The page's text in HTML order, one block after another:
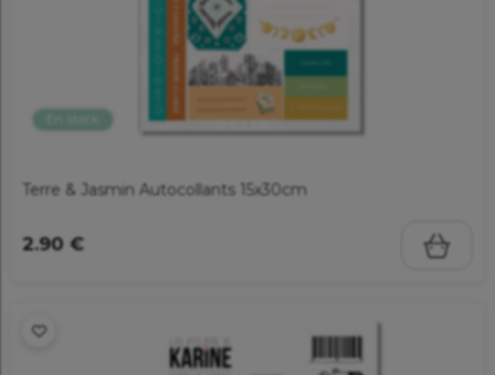
Terre & Jasmin Autocollants 15x30cm
2.90 €